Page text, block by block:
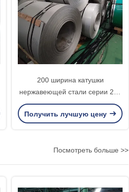
200 ширина катушки
нержавеющей стали серии 201
утверждение ИСО14001 1000
до 1550мм
Получить лучшую цену
Посмотреть больше >>